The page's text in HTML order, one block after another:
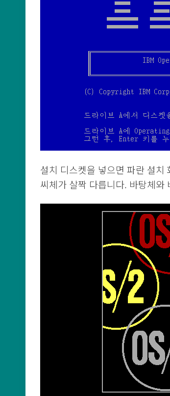
설치 디스켓을 넣으면 파란 설
씨체가 살짝 다릅니다. 바탕체